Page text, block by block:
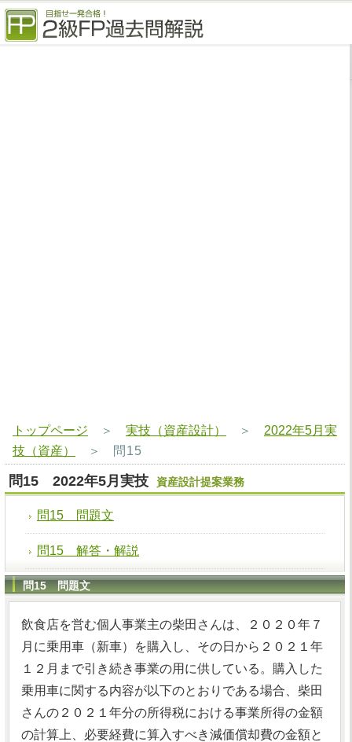
トップページ ＞ 実技（資産設計） ＞ 2022年5月実
技（資産）
＞ 問15
問15 2022年5月実技 資産設計提案業務
問15 問題文
問15 解答・解説
問15 問題文
飲食店を営む個人事業主の柴田さんは、２０２０年７
月に乗用車（新車）を購入し、その日から２０２１年
１２月まで引き続き事業の用に供している。購入した
乗用車に関する内容が以下のとおりである場合、柴田
さんの２０２１年分の所得税における事業所得の金額
の計算上、必要経費に算入すべき減価償却費の金額と